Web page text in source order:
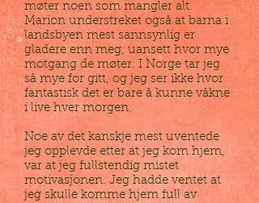
møter noen som mangler alt.
Marion understreket også at barna i
landsbyen mest sannsynlig er
gladere enn meg, uansett hvor mye
motgang de møter. I Norge tar jeg
så mye for gitt, og jeg ser ikke hvor
fantastisk det er bare å kunne våkne
i live hver morgen.
Noe av det kanskje mest uventede
jeg opplevde etter at jeg kom hjem,
var at jeg fullstendig mistet
motivasjonen. Jeg hadde ventet at
jeg skulle komme hjem full av